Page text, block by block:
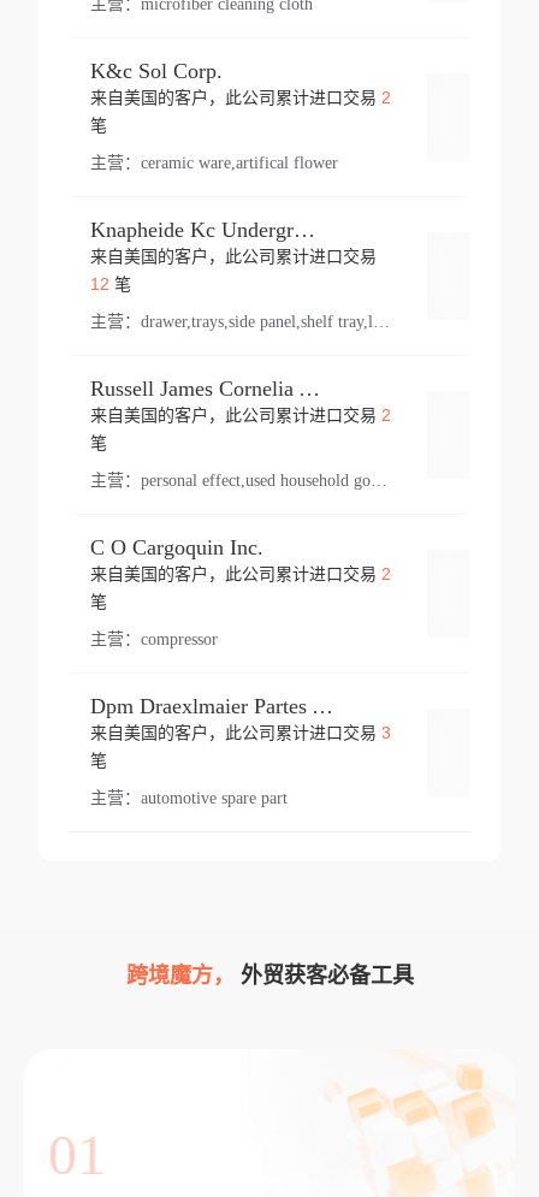
主营： microfiber cleaning cloth
K&c Sol Corp.
来自美国的客户，此公司累计进口交易 2
笔
主营： ceramic ware,artifical flower
Knapheide Kc Underground
来自美国的客户，此公司累计进口交易
12 笔
主营：
Russell James Cornelia Arlington Va
来自美国的客户，此公司累计进口交易 2
笔
主营： personal effect,used household goods
C O Cargoquin Inc.
来自美国的客户，此公司累计进口交易 2
笔
主营： compressor
Dpm Draexlmaier Partes Automotrices Corr Ind Huejotzingo
来自美国的客户，此公司累计进口交易 3
笔
主营： automotive spare part
跨境魔方， 外贸获客必备工具
01